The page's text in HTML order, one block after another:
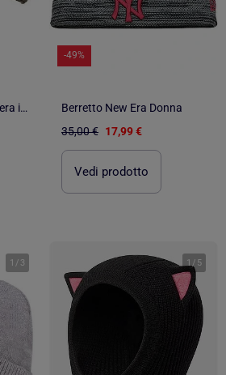
Cappellino tessuto, fodera in poliestere uomo Isotoner
-49%
Berretto New Era Donna
35,00 € 17,99 €
Vedi prodotto
1 / 3 1 / 5